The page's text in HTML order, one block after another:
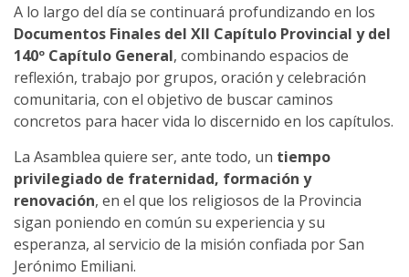
A lo largo del día se continuará profundizando en los
Documentos Finales del XII Capítulo Provincial y del
140º Capítulo General, combinando espacios de
reflexión, trabajo por grupos, oración y celebración
comunitaria, con el objetivo de buscar caminos
concretos para hacer vida lo discernido en los capítulos.
La Asamblea quiere ser, ante todo, un tiempo
privilegiado de fraternidad, formación y
renovación, en el que los religiosos de la Provincia
sigan poniendo en común su experiencia y su
esperanza, al servicio de la misión confiada por San
Jerónimo Emiliani.